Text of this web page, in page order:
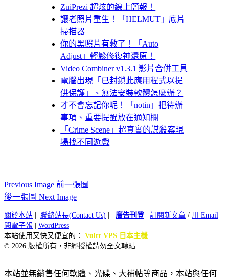
ZuiPrezi 超炫的線上簡報！
讓老照片重生！「HELMUT」底片
掃描器
你的黑照片有救了！「Auto
Adjust」輕鬆修復神還原！
Video Combiner v1.3.1 影片合併工具
電腦出現「已封鎖此應用程式以提
供保護」、無法安裝軟體怎麼辦？
才不會忘記你呢！「notin」把待辦
事項、重要提醒放在通知欄
「Crime Scene」超真實的謀殺案現
場找不同遊戲
Previous Image 前一張圖
後一張圖 Next Image
關於本站 聯絡站長(Contact Us) 廣告刊登| 訂閱新文章 / 用 Email
閱電子報
WordPress
本站使用又快又便宜的： Vultr VPS 日本主機
© 2026 版權所有，非經授權請勿全文轉貼
本站並無銷售任何軟體、光碟、大補帖等商品，本站與任何